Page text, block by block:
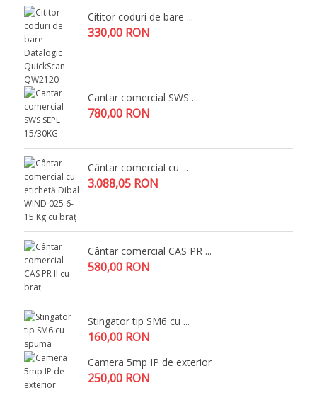
Cititor coduri de bare ...
330,00 RON
Cantar comercial SWS ...
780,00 RON
Cântar comercial cu ...
3.088,05 RON
Cântar comercial CAS PR ...
580,00 RON
Stingator tip SM6 cu ...
160,00 RON
Camera 5mp IP de exterior
250,00 RON